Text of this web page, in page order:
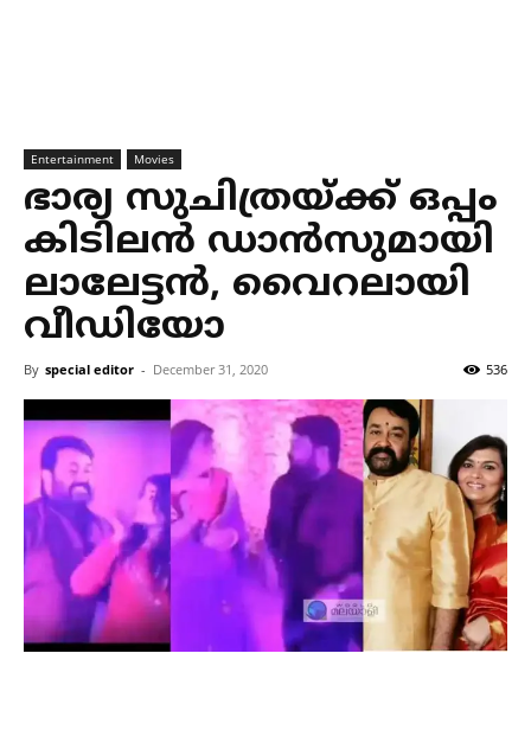
Entertainment Movies
ഭാര്യ സുചിത്രയ്ക്ക് ഒപ്പം
കിടിലൻ ഡാൻസുമായി
ലാലേട്ടൻ, വൈറലായി
വീഡിയോ
By special editor - December 31, 2020 536